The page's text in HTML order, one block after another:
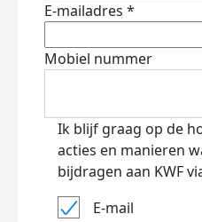
E-mailadres *
Mobiel nummer
Ik blijf graag op de
acties en manieren
bijdragen aan KWF
E-mail